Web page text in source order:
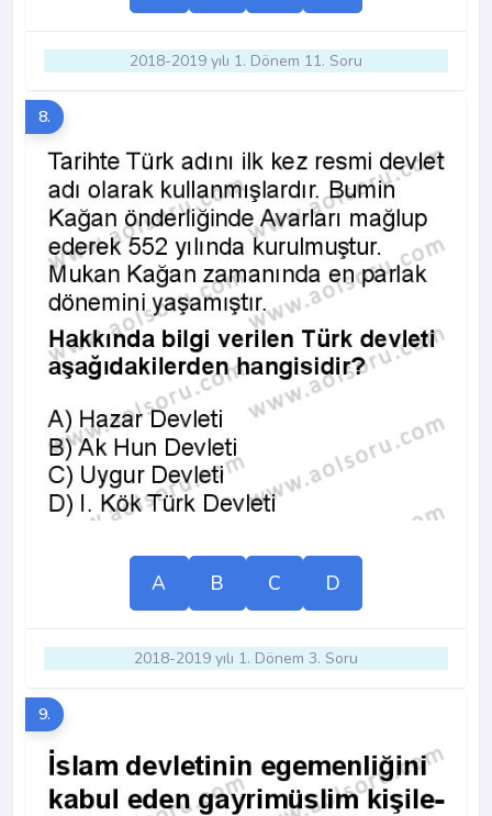
2018-2019 yılı 1. Dönem 11. Soru
8.
A B C D
2018-2019 yılı 1. Dönem 3. Soru
9.